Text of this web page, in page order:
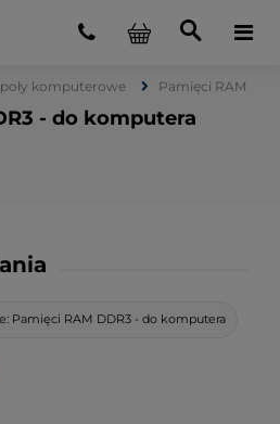
komputerowe Pamięci RAM
- do komputera
Pamięci RAM DDR3 - do komputera